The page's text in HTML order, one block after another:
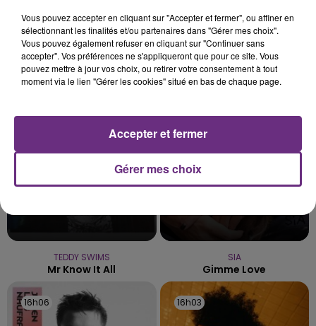
C'était l'une des institutions du centre-ville
rémois. Le magasin JouéClub est contraint de
fermer ses portes.
TITRES DIFFUSÉS
TEDDY SWIMS
Mr Know It All
SIA
Gimme Love
16h06
16h06 16h03
16h03
Vous pouvez accepter en cliquant sur "Accepter et fermer", ou affiner en
sélectionnant les finalités et/ou partenaires dans "Gérer mes choix".
Vous pouvez également refuser en cliquant sur "Continuer sans
accepter". Vos préférences ne s'appliqueront que pour ce site. Vous
pouvez mettre à jour vos choix, ou retirer votre consentement à tout
moment via le lien "Gérer les cookies" situé en bas de chaque page.
Gérer mes choix
Accepter et fermer